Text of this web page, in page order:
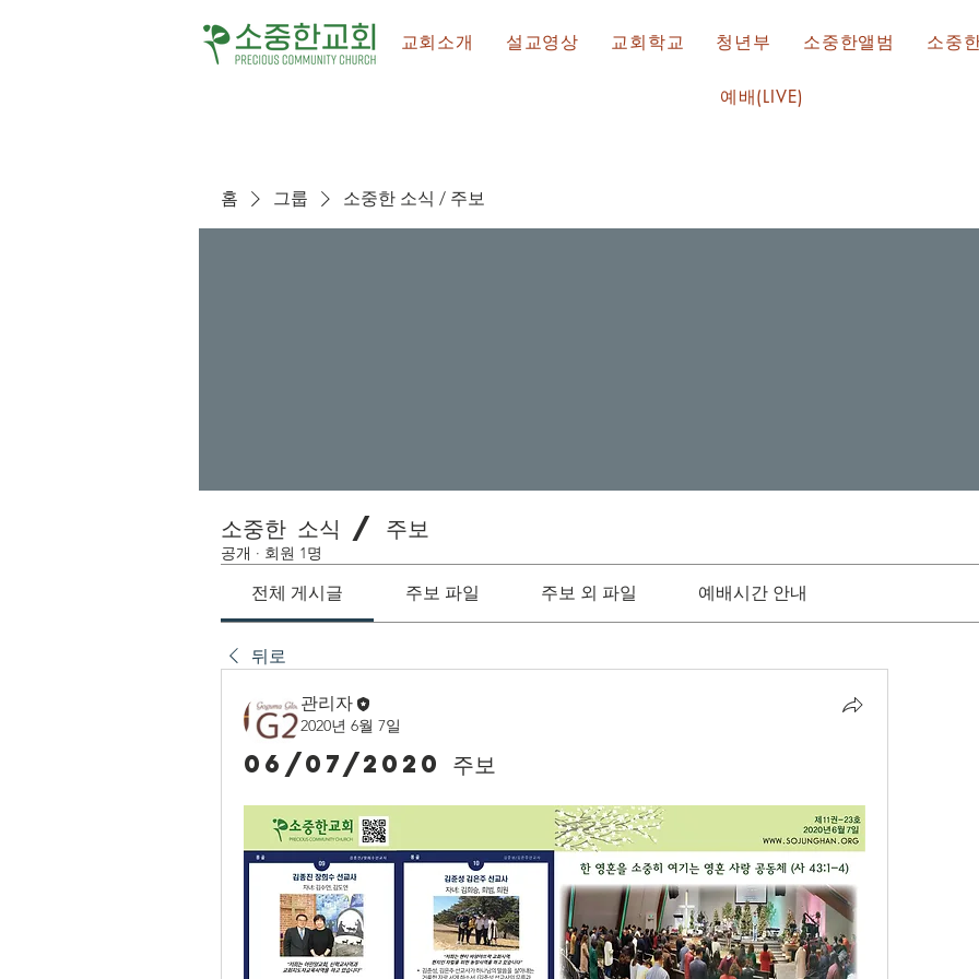
교회소개 설교영상 교회학교 청년부 소중한앨범 소중
예배(LIVE)
홈 그룹 소중한 소식 / 주보
소중한 소식 / 주보
공개 · 회원 1명
전체 게시글 주보 파일 주보 외 파일 예배시간 안내
뒤로
관리자
2020년 6월 7일
06/07/2020 주보